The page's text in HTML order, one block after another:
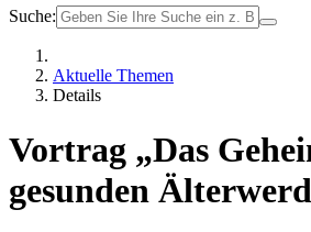
Suche:
Aktuelle Themen
Details
Vortrag „Das
gesunden